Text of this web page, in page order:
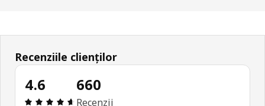
Recenziile clienților
4.6
Prezentare generală: 4.6 din 5 stele Total
660
Recenzii